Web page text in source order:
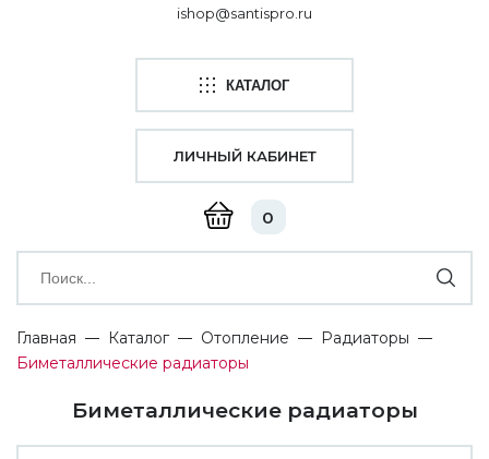
ishop@santispro.ru
КАТАЛОГ
0
ЛИЧНЫЙ КАБИНЕТ
Главная Каталог Отопление
Радиаторы
Биметаллические радиаторы
Биметаллические радиаторы